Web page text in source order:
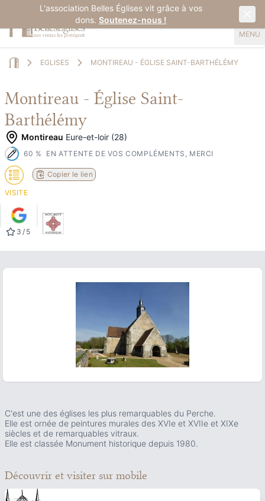
L'association Belles Églises vit grâce à vos
dons. Soutenez-nous !
MENU
EGLISES MONTIREAU - ÉGLISE SAINT-BARTHÉLÉMY
Montireau - Église Saint-
Barthélémy
Montireau Eure-et-loir (28)
60 % EN ATTENTE DE VOS COMPLÉMENTS, MERCI
VISITE
Copier le lien
3 / 5
C'est une des églises les plus remarquables du Perche.
Elle est ornée de peintures murales des XVIe et XVIIe et XIXe
siècles et de remarquables vitraux.
Elle est classée Monument historique depuis 1980.
Découvrir et visiter sur mobile